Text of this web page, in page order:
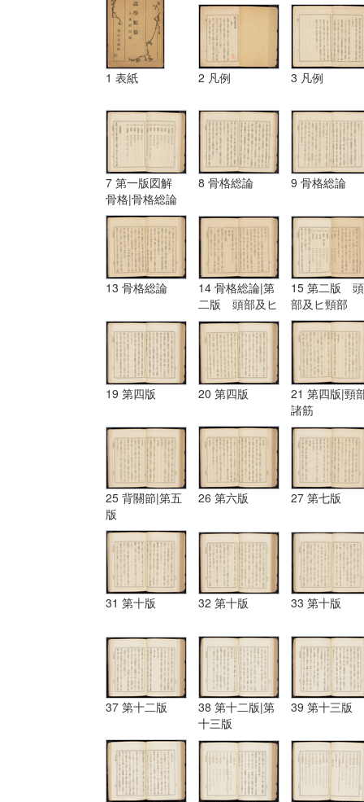
1 表紙 2 凡例 3 凡例
7 第一版図解
骨格|骨格総論
8 骨格総論 9 骨格総論
13 骨格総論
14 骨格総論|第
二版 頭部及ヒ
頸部
15 第二版 頭
部及ヒ頸部
19 第四版 20 第四版
21 第四版|頸
諸筋
25 背關節|第五
版
26 第六版 27 第七版
31 第十版 32 第十版 33 第十版
37 第十二版
38 第十二版|第
十三版
39 第十三版